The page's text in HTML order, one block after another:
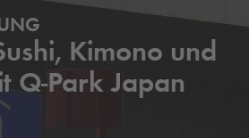
Kimono und
Q-Park Japan